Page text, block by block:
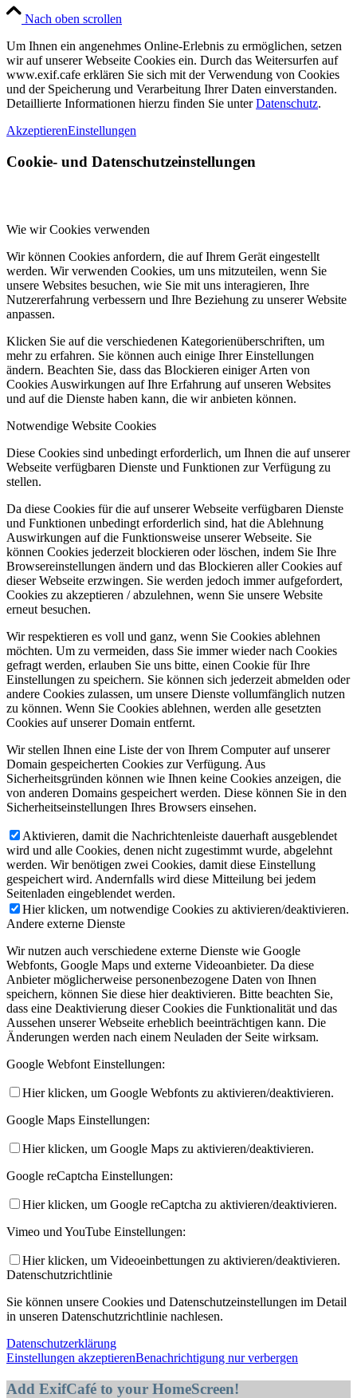
Nach oben scrollen
Um Ihnen ein angenehmes Online-Erlebnis zu ermöglichen, setzen
wir auf unserer Webseite Cookies ein. Durch das Weitersurfen auf
www.exif.cafe erklären Sie sich mit der Verwendung von Cookies
und der Speicherung und Verarbeitung Ihrer Daten einverstanden.
Detaillierte Informationen hierzu finden Sie unterDatenschutz.
AkzeptierenEinstellungen
Cookie- und Datenschutzeinstellungen
Wie wir Cookies verwenden
Wir können Cookies anfordern, die auf Ihrem Gerät eingestellt
werden. Wir verwenden Cookies, um uns mitzuteilen, wenn Sie
unsere Websites besuchen, wie Sie mit uns interagieren, Ihre
Nutzererfahrung verbessern und Ihre Beziehung zu unserer Website
anpassen.
Klicken Sie auf die verschiedenen Kategorienüberschriften, um
mehr zu erfahren. Sie können auch einige Ihrer Einstellungen
ändern. Beachten Sie, dass das Blockieren einiger Arten von
Cookies Auswirkungen auf Ihre Erfahrung auf unseren Websites
und auf die Dienste haben kann, die wir anbieten können.
Notwendige Website Cookies
Diese Cookies sind unbedingt erforderlich, um Ihnen die auf unserer
Webseite verfügbaren Dienste und Funktionen zur Verfügung zu
stellen.
Da diese Cookies für die auf unserer Webseite verfügbaren Dienste
und Funktionen unbedingt erforderlich sind, hat die Ablehnung
Auswirkungen auf die Funktionsweise unserer Webseite. Sie
können Cookies jederzeit blockieren oder löschen, indem Sie Ihre
Browsereinstellungen ändern und das Blockieren aller Cookies auf
dieser Webseite erzwingen. Sie werden jedoch immer aufgefordert,
Cookies zu akzeptieren / abzulehnen, wenn Sie unsere Website
erneut besuchen.
Wir respektieren es voll und ganz, wenn Sie Cookies ablehnen
möchten. Um zu vermeiden, dass Sie immer wieder nach Cookies
gefragt werden, erlauben Sie uns bitte, einen Cookie für Ihre
Einstellungen zu speichern. Sie können sich jederzeit abmelden oder
andere Cookies zulassen, um unsere Dienste vollumfänglich nutzen
zu können. Wenn Sie Cookies ablehnen, werden alle gesetzten
Cookies auf unserer Domain entfernt.
Wir stellen Ihnen eine Liste der von Ihrem Computer auf unserer
Domain gespeicherten Cookies zur Verfügung. Aus
Sicherheitsgründen können wie Ihnen keine Cookies anzeigen, die
von anderen Domains gespeichert werden. Diese können Sie in den
Sicherheitseinstellungen Ihres Browsers einsehen.
Aktivieren, damit die Nachrichtenleiste dauerhaft ausgeblendet
wird und alle Cookies, denen nicht zugestimmt wurde, abgelehnt
werden. Wir benötigen zwei Cookies, damit diese Einstellung
gespeichert wird. Andernfalls wird diese Mitteilung bei jedem
Seitenladen eingeblendet werden.
Hier klicken, um notwendige Cookies zu aktivieren/deaktivieren.
Andere externe Dienste
Wir nutzen auch verschiedene externe Dienste wie Google
Webfonts, Google Maps und externe Videoanbieter. Da diese
Anbieter möglicherweise personenbezogene Daten von Ihnen
speichern, können Sie diese hier deaktivieren. Bitte beachten Sie,
dass eine Deaktivierung dieser Cookies die Funktionalität und das
Aussehen unserer Webseite erheblich beeinträchtigen kann. Die
Änderungen werden nach einem Neuladen der Seite wirksam.
Google Webfont Einstellungen:
Hier klicken, um Google Webfonts zu aktivieren/deaktivieren.
Google Maps Einstellungen:
Hier klicken, um Google Maps zu aktivieren/deaktivieren.
Google reCaptcha Einstellungen:
Hier klicken, um Google reCaptcha zu aktivieren/deaktivieren.
Vimeo und YouTube Einstellungen:
Hier klicken, um Videoeinbettungen zu aktivieren/deaktivieren.
Datenschutzrichtlinie
Sie können unsere Cookies und Datenschutzeinstellungen im Detail
in unseren Datenschutzrichtlinie nachlesen.
Datenschutzerklärung
Einstellungen akzeptierenBenachrichtigung nur verbergen
Add ExifCafé to your HomeScreen!